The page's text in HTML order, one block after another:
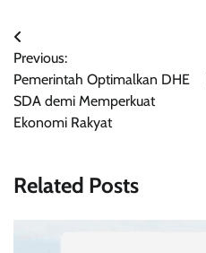
Navigasi
pos
Previous:
Pemerintah Optimalkan DHE
SDA demi Memperkuat
Ekonomi Rakyat
Related Posts